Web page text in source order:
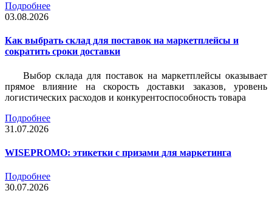
Подробнее
03.08.2026
Как выбрать склад для поставок на маркетплейсы и
сократить сроки доставки
Выбор склада для поставок на маркетплейсы оказывает
прямое влияние на скорость доставки заказов, уровень
логистических расходов и конкурентоспособность товара
Подробнее
31.07.2026
WISEPROMO: этикетки с призами для маркетинга
Подробнее
30.07.2026